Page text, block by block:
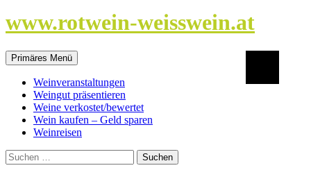
www.rotwein-weisswein.at
Primäres Menü
Weinveranstaltungen
Weingut präsentieren
Weine verkostet/bewertet
Wein kaufen – Geld sparen
Weinreisen
Suchen
nach: